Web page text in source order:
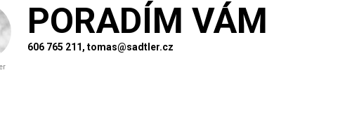
PORADÍM VÁM
606 765 211, tomas@sadtler.cz